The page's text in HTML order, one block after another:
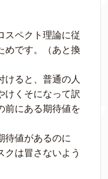
ペクト理論に従
めです。（あと換
けると、普通の人
けくそになって訳
前にある期待値を
待値があるのに
クは冒さないよう